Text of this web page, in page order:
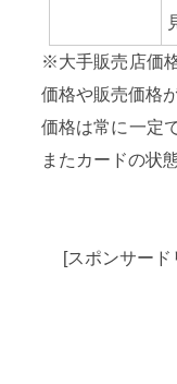
※大手販売店価
価格や販売価格
価格は常に一定
またカードの状
[スポンサード